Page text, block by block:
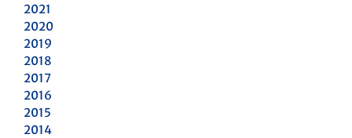
2021
2020
2019
2018
2017
2016
2015
2014